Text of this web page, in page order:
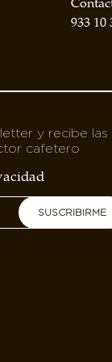
933 10
y recibe las
cafetero
SUSCRIBIRME